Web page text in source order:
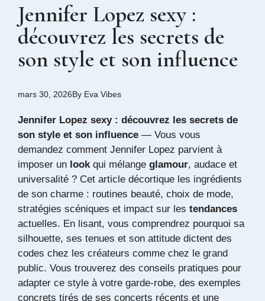
Jennifer Lopez sexy :
découvrez les secrets de
son style et son influence
mars 30, 2026By Eva Vibes
Jennifer Lopez sexy : découvrez les secrets de
son style et son influence — Vous vous
demandez comment Jennifer Lopez parvient à
imposer un lookqui mélange glamour, audace et
universalité ? Cet article décortique les ingrédients
de son charme : routines beauté, choix de mode,
stratégies scéniques et impact sur les tendances
actuelles. En lisant, vous comprendrez pourquoi sa
silhouette, ses tenues et son attitude dictent des
codes chez les créateurs comme chez le grand
public. Vous trouverez des conseils pratiques pour
adapter ce style à votre garde-robe, des exemples
concrets tirés de ses concerts récents et une